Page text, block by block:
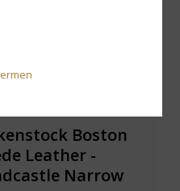
Boston
Leather -
Narrow